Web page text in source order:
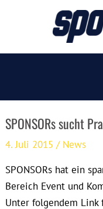
SPONSORs sucht
4. Juli 2015/ News
SPONSORs hat ein
Bereich Event und
Unter folgendem